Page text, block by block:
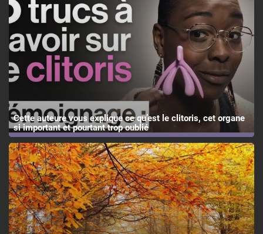
Cette auteure vous explique ce qu’est le clitoris, cet organe
si important et pourtant trop oublié